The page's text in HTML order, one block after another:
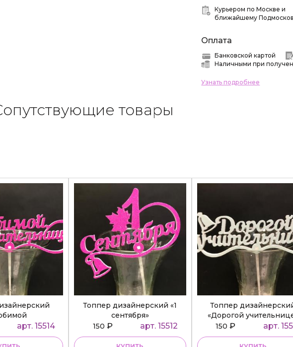
Курьером по Москве и
ближайшему
Оплата
Банковской картой
Наличными при
Узнать подробнее
товары
арт. 15514
Топпер дизайнерский «1
сентября»
150 ₽ арт. 15512
Топпер
«Дорогой
150₽ арт.